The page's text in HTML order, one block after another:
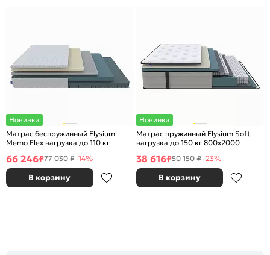
Новинка
Матрас беспружинный Elysium
Memo Flex нагрузка до 110 кг
66 246₽77 030 ₽-14%
В корзину
Новинка
Матрас пружинный Elysium Soft
нагрузка до 150 кг 800x2000
38 616₽50 150 ₽-23%
В корзину